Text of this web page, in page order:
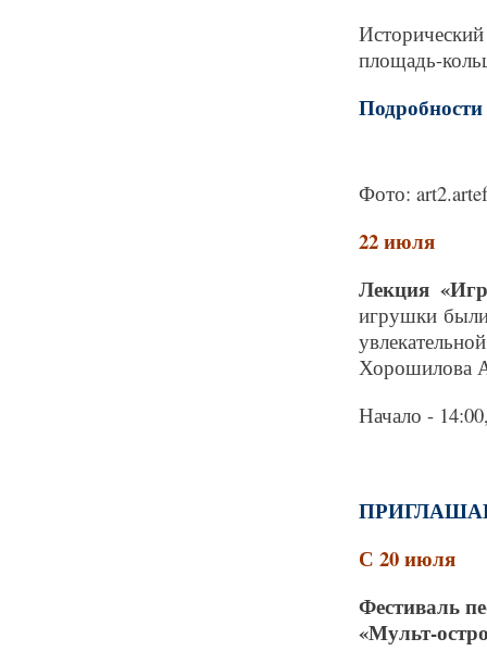
площадь-
Подробности
Фото:
22 июля
Лекция
игрушки
Хорошилова
Начало -
С 20 июля
Фестиваль
«Мульт-